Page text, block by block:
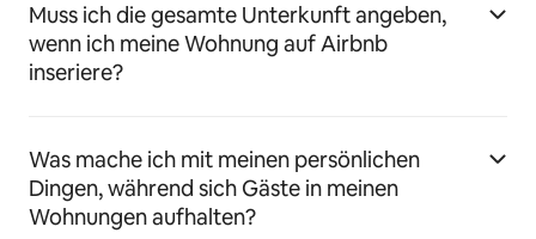
Muss ich die gesamte Unterkunft angeben,
wenn ich meine Wohnung auf Airbnb
inseriere?
Was mache ich mit meinen persönlichen
Dingen, während sich Gäste in meinen
Wohnungen aufhalten?